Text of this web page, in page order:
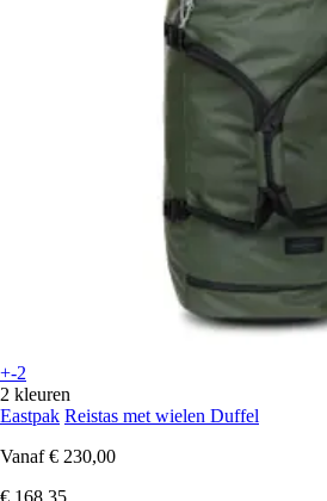
+-2
2 kleuren
Eastpak Reistas met wielen Duffel
Vanaf € 230,00
€ 168,35